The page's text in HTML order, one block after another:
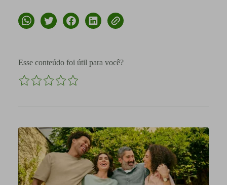
Esse conteúdo foi útil para você?